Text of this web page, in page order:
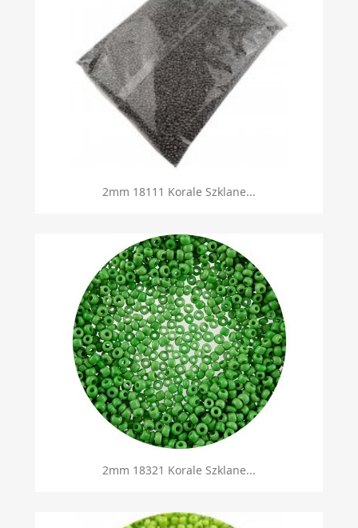
2mm 18111 Korale Szklane...
2mm 18321 Korale Szklane...